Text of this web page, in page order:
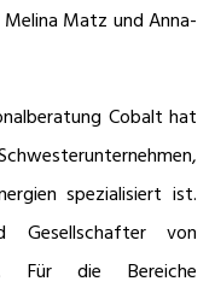
Matz und Anna-
Cobalt hat
spezialisiert ist.
Gesellschafter von
Für die Bereiche